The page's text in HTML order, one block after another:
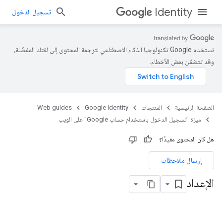
Identity تسجيل الدخول
تستخدم Google تكنولوجيا الذكاء الاصطناعي لترجمة المحتوى إلى لغتك المفضّلة،
وقد تتضمّن بعض الأخطاء.
الصفحة الرئيسية المنتجات Google Identity
Web guides
ميزة "تسجيل الدخول باستخدام حساب Google" على الويب
هل كان المحتوى مفيدًا؟
إرسال ملاحظات
الإعداد